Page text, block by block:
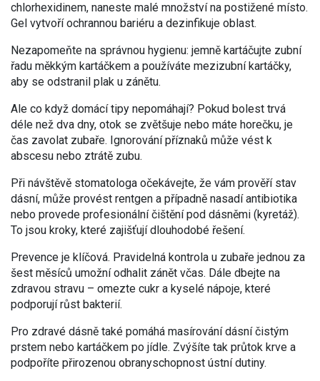
chlorhexidinem, naneste malé množství na postižené místo.
Gel vytvoří ochrannou bariéru a dezinfikuje oblast.
Nezapomeňte na správnou hygienu: jemně kartáčujte zubní
řadu měkkým kartáčkem a používáte mezizubní kartáčky,
aby se odstranil plak u zánětu.
Ale co když domácí tipy nepomáhají? Pokud bolest trvá
déle než dva dny, otok se zvětšuje nebo máte horečku, je
čas zavolat zubaře. Ignorování příznaků může vést k
abscesu nebo ztrátě zubu.
Při návštěvě stomatologa očekávejte, že vám prověří stav
dásní, může provést rentgen a případně nasadí antibiotika
nebo provede profesionální čištění pod dásněmi (kyretáž).
To jsou kroky, které zajišťují dlouhodobé řešení.
Prevence je klíčová. Pravidelná kontrola u zubaře jednou za
šest měsíců umožní odhalit zánět včas. Dále dbejte na
zdravou stravu – omezte cukr a kyselé nápoje, které
podporují růst bakterií.
Pro zdravé dásně také pomáhá masírování dásní čistým
prstem nebo kartáčkem po jídle. Zvýšíte tak průtok krve a
podpoříte přirozenou obranyschopnost ústní dutiny.